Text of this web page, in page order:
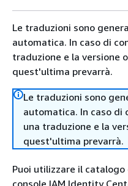
Le traduzioni sono
automatica. In caso di
traduzione e la versione
quest'ultima prevarrà.
Le traduzioni sono
automatica. In caso
una traduzione e la
quest'ultima prevarrà.
Puoi utilizzare il
console IAM Identity